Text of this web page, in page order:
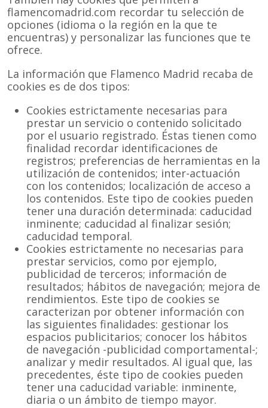
flamencomadrid.com recordar tu selección de
opciones (idioma o la región en la que te
encuentras) y personalizar las funciones que te
ofrece.
La información que Flamenco Madrid recaba de
cookies es de dos tipos:
Cookies estrictamente necesarias para
prestar un servicio o contenido solicitado
por el usuario registrado. Éstas tienen como
finalidad recordar identificaciones de
registros; preferencias de herramientas en la
utilización de contenidos; inter-actuación
con los contenidos; localización de acceso a
los contenidos. Este tipo de cookies pueden
tener una duración determinada: caducidad
inminente; caducidad al finalizar sesión;
caducidad temporal.
Cookies estrictamente no necesarias para
prestar servicios, como por ejemplo,
publicidad de terceros; información de
resultados; hábitos de navegación; mejora de
rendimientos. Este tipo de cookies se
caracterizan por obtener información con
las siguientes finalidades: gestionar los
espacios publicitarios; conocer los hábitos
de navegación -publicidad comportamental-;
analizar y medir resultados. Al igual que, las
precedentes, éste tipo de cookies pueden
tener una caducidad variable: inminente,
diaria o un ámbito de tiempo mayor.